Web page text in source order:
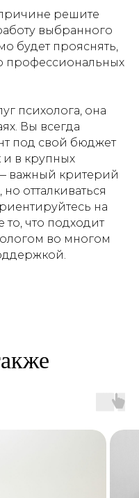
решите
выбранного
будет прояснять,
профессиональных
психолога, она
Вы всегда
под свой бюджет
и в крупных
— важный критерий
отталкиваться
на
что подходит
во многом